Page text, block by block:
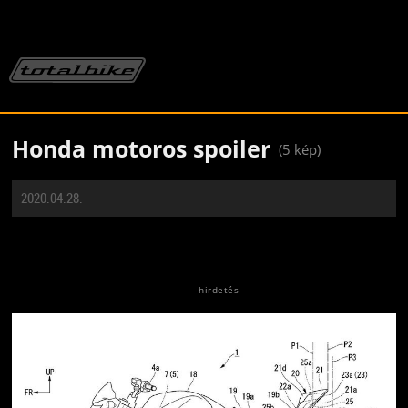
Honda motoros spoiler (5 kép)
2020.04.28.